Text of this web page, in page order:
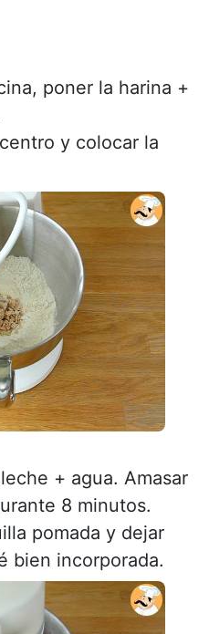
poner la harina +
y colocar la
+ agua. Amasar
8 minutos.
pomada y dejar
bien incorporada.